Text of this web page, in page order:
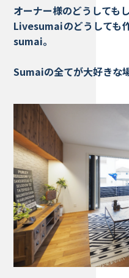
見学会／モデルハウス情報
物件情報
オーナー様の声
完成案内
よくいただくご質問
お役立ちコラム
会社情報
代表挨拶
スタッフ紹介
オーナー様のどうしても
Livesumaiのどうしても
sumai。
Sumaiの全てが大好きな